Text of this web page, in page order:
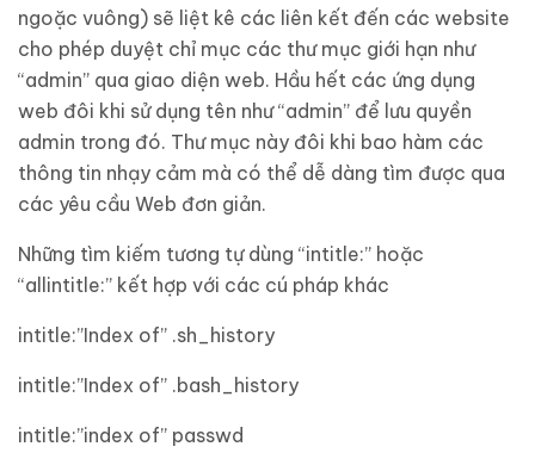
ngoặc vuông) sẽ liệt kê các liên kết đến các website
cho phép duyệt chỉ mục các thư mục giới hạn như
“admin” qua giao diện web. Hầu hết các ứng dụng
web đôi khi sử dụng tên như “admin” để lưu quyền
admin trong đó. Thư mục này đôi khi bao hàm các
thông tin nhạy cảm mà có thể dễ dàng tìm được qua
các yêu cầu Web đơn giản.
Những tìm kiếm tương tự dùng “intitle:” hoặc
“allintitle:” kết hợp với các cú pháp khác
intitle:”Index of” .sh_history
intitle:”Index of” .bash_history
intitle:”index of” passwd